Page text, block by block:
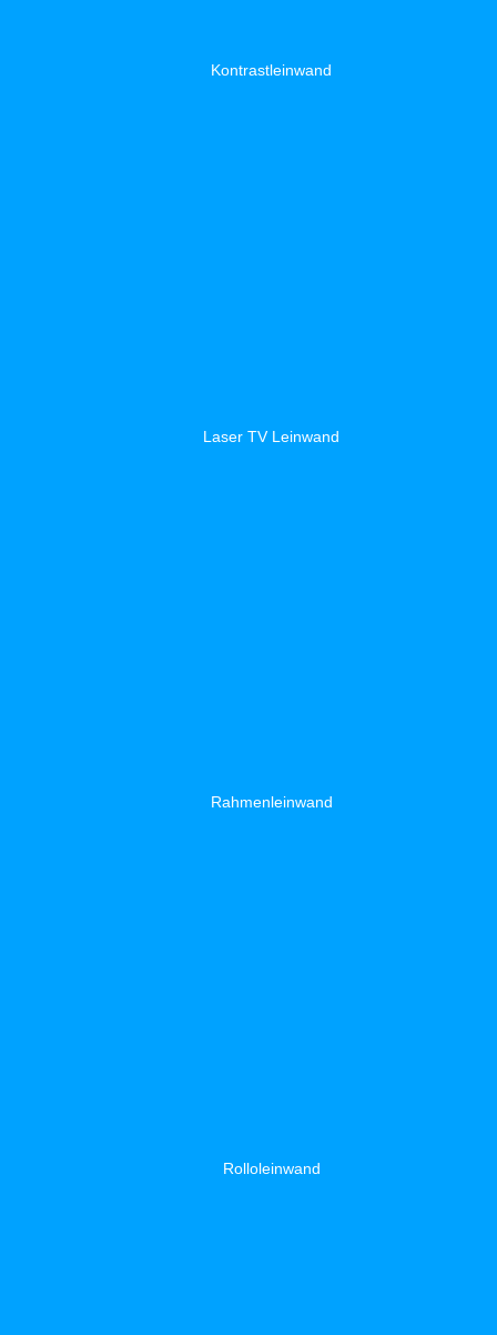
Kontrastleinwand
Laser TV Leinwand
Rahmenleinwand
Rolloleinwand